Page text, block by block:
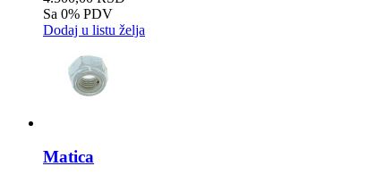
Sa 0% PDV
Dodaj u listu želja
Matica